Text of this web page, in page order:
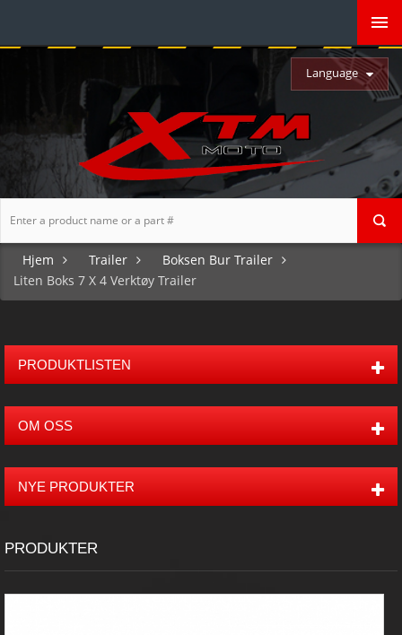
Language
Hjem Trailer
Boksen Bur Trailer
Liten Boks 7 X 4 Verktøy Trailer
PRODUKTLISTEN
OM OSS
NYE PRODUKTER
PRODUKTER